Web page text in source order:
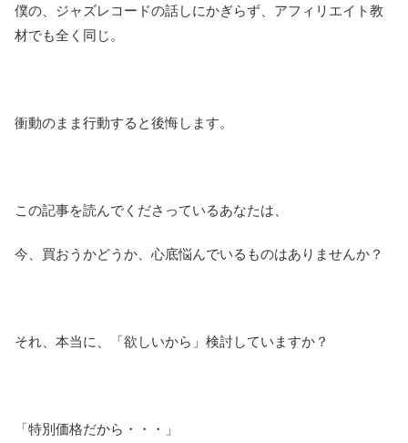
僕の、ジャズレコードの話しにかぎらず、アフィリエイト教
材でも全く同じ。
衝動のまま行動すると後悔します。
この記事を読んでくださっているあなたは、
今、買おうかどうか、心底悩んでいるものはありませんか？
それ、本当に、「欲しいから」検討していますか？
「特別価格だから・・・」